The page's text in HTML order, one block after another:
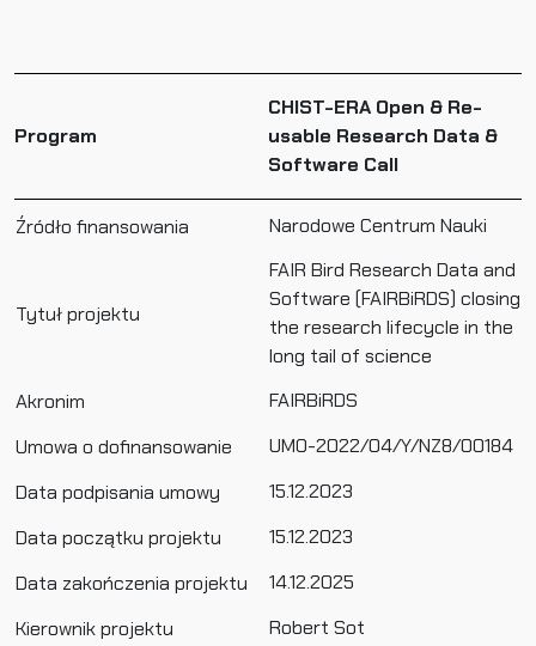
Program
CHIST-ERA Open & Re-
usable Research Data &
Software Call
Źródło finansowania Narodowe Centrum Nauki
Tytuł projektu
FAIR Bird Research Data and
Software (FAIRBiRDS) closing
the research lifecycle in the
long tail of science
Akronim
FAIRBiRDS
Umowa o dofinansowanie
UMO-2022/04/Y/NZ8/00184
Data podpisania umowy
15.12.2023
Data początku projektu
15.12.2023
Data zakończenia projektu
14.12.2025
Kierownik projektu
Robert Sot